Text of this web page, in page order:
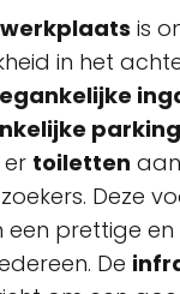
is
in het
parking
toiletten
Deze
prettige en
De